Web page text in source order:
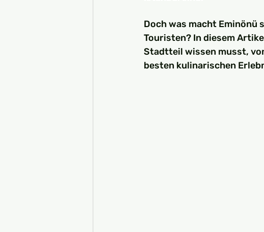
Doch was macht Eminönü
Touristen? In diesem
Stadtteil wissen musst,
besten kulinarischen